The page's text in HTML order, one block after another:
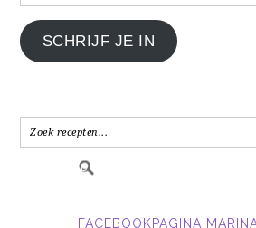
hier
je
e-
in.....
SCHRIJF JE IN
FACEBOOKPAGINA